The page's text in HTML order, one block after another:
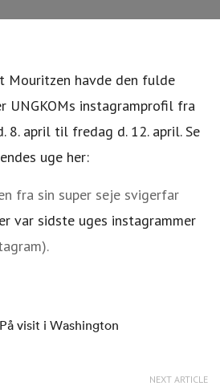
Mouritzen havde den fulde
UNGKOMs instagramprofil fra
8. april til fredag d. 12. april.Se
uge her:
fra sin super seje svigerfar
var sidste uges instagrammer
visit i Washington
NEXT ARTICLE